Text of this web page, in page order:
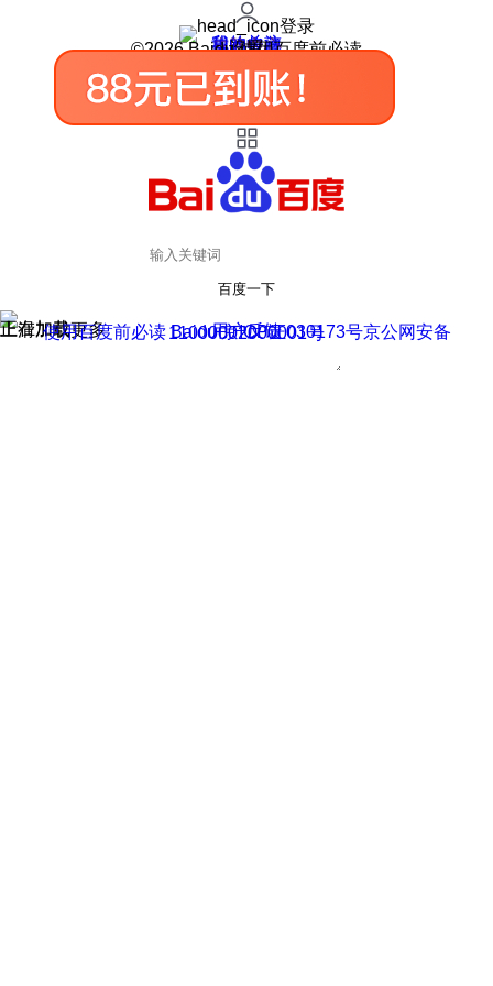
登录
我的关注
我的收藏
皮肤中心
用户反馈
设置
©2026 Baidu 使用百度前必读
百度一下
正在加载
上滑加载更多 用户反馈
使用百度前必读 Baidu 京ICP证030173号
京公网安备11000002000001号